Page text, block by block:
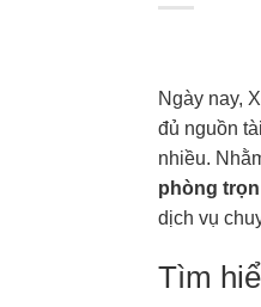
Ngày nay,
đủ nguồn
nhiều.
phòng
dịch vụ
Tìm